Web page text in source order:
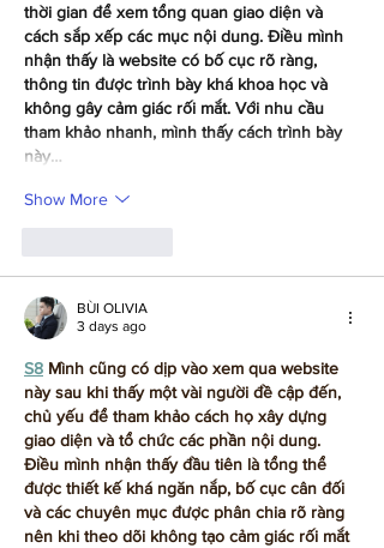
thời gian để xem tổng quan giao diện và
cách sắp xếp các mục nội dung. Điều mình
nhận thấy là website có bố cục rõ ràng,
thông tin được trình bày khá khoa học và
không gây cảm giác rối mắt. Với nhu cầu
tham khảo nhanh, mình thấy cách trình bày
này…
Show More
BÙI OLIVIA
3 days ago
S8 Mình cũng có dịp vào xem qua website
này sau khi thấy một vài người đề cập đến,
chủ yếu để tham khảo cách họ xây dựng
giao diện và tổ chức các phần nội dung.
Điều mình nhận thấy đầu tiên là tổng thể
được thiết kế khá ngăn nắp, bố cục cân đối
và các chuyên mục được phân chia rõ ràng
nên khi theo dõi không tạo cảm giác rối mắt